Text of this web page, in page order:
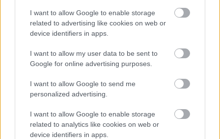
I want to allow Google to enable storage
related to advertising like cookies on web or
device identifiers in apps.
I want to allow my user data to be sent to
Google for online advertising purposes.
I want to allow Google to send me
personalized advertising.
I want to allow Google to enable storage
related to analytics like cookies on web or
device identifiers in apps.
Ajánlott bejegyzések:
Könyvajánló: Aux Eliza: Aranytinta (Írósuli
Könyvajánló: Dr. Sheila de Liz:
Hőhullámon (2026)